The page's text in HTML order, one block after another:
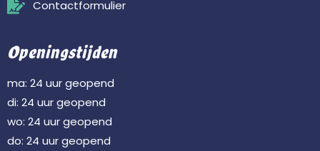
Contactformulier
Openingstijden
ma: 24 uur geopend
di: 24 uur geopend
wo: 24 uur geopend
do: 24 uur geopend